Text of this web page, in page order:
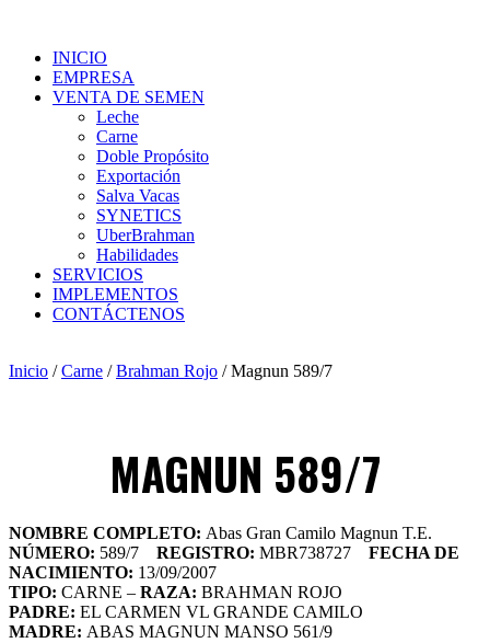
INICIO
EMPRESA
VENTA DE SEMEN
Leche
Carne
Doble Propósito
Exportación
Salva Vacas
SYNETICS
UberBrahman
Habilidades
SERVICIOS
IMPLEMENTOS
CONTÁCTENOS
Inicio /Carne /Brahman Rojo / Magnun 589/7
MAGNUN 589/7
NOMBRE COMPLETO: Abas Gran Camilo Magnun T.E.
NÚMERO: 589/7 REGISTRO: MBR738727 FECHA DE
NACIMIENTO: 13/09/2007
TIPO: CARNE – RAZA: BRAHMAN ROJO
PADRE: EL CARMEN VL GRANDE CAMILO
MADRE: ABAS MAGNUN MANSO 561/9